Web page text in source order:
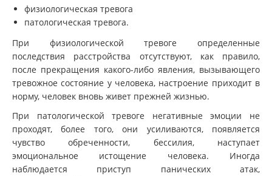
физиологическая тревога
патологическая тревога.
При физиологической тревоге определенные
последствия расстройства отсутствуют, как правило,
после прекращения какого-либо явления, вызывающего
тревожное состояние у человека, настроение приходит в
норму, человек вновь живет прежней жизнью.
При патологической тревоге негативные эмоции не
проходят, более того, они усиливаются, появляется
чувство обреченности, бессилия, наступает
эмоциональное истощение человека. Иногда
наблюдается приступ панических атак,